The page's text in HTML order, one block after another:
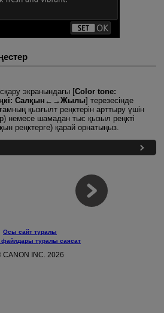
экранындағы [Color tone:
Салқын←→Жылы] терезесінде
қызғылт реңктерін арттыру үшін
немесе шамадан тыс қызыл реңкті
реңктерге) қарай орнатыңыз.
Осы сайт туралы
файлдары туралы саясат
CANON INC. 2026